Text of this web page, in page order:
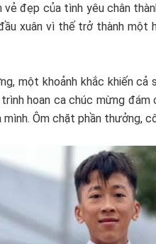
đẹp của tình yêu chân
xuân vì thế trở thành một
một khoảnh khắc khiến
hoan ca chúc mừng
Ôm chặt phần thưởng,